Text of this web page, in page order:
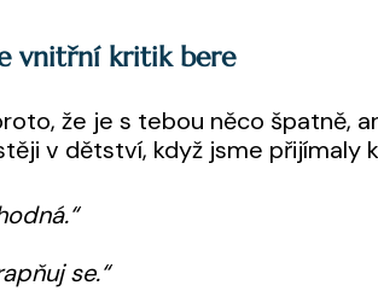
vnitřní kritik bere
že je s tebou něco špatně,
v dětství, když jsme přijímaly
se.“